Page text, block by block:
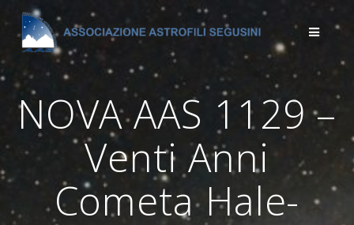
Salta
al
contenuto
NOVA AAS 1129 –
Venti Anni
Cometa Hale-